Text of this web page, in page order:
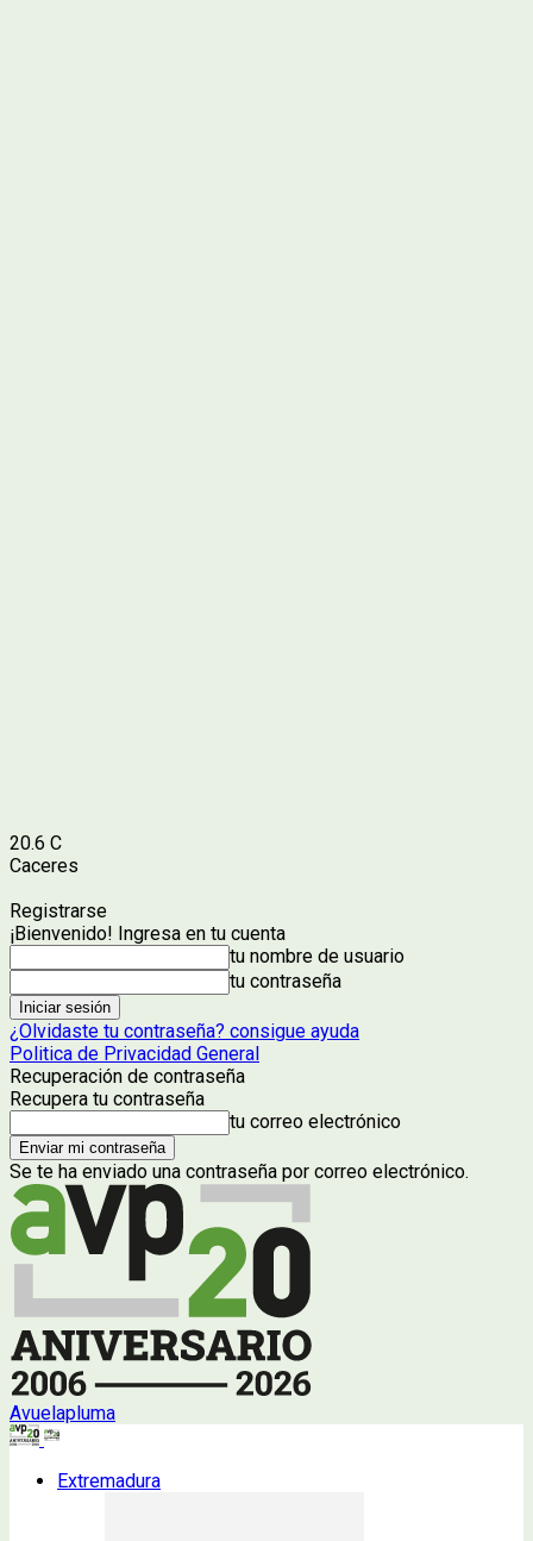
20.6 C
Caceres
Registrarse
¡Bienvenido! Ingresa en tu cuenta
tu nombre de usuario
tu contraseña
¿Olvidaste tu contraseña? consigue ayuda
Politica de Privacidad General
Recuperación de contraseña
Recupera tu contraseña
tu correo electrónico
Se te ha enviado una contraseña por correo electrónico.
Avuelapluma
Extremadura